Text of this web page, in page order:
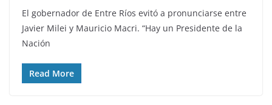
El gobernador de Entre Ríos evitó a pronunciarse entre
Javier Milei y Mauricio Macri. “Hay un Presidente de la
Nación
Read More